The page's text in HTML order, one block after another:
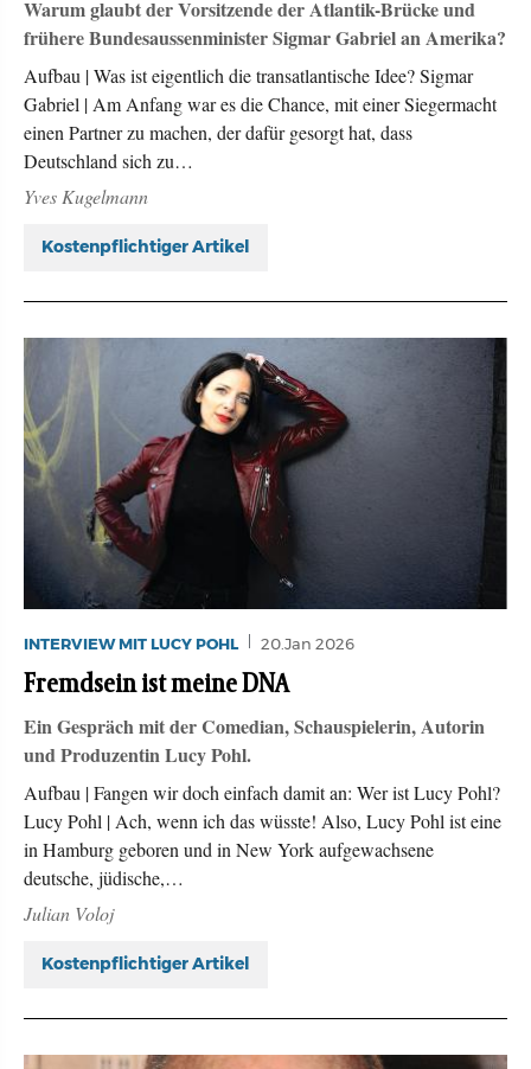
Warum glaubt der Vorsitzende der Atlantik-Brücke und
frühere Bundesaussenminister Sigmar Gabriel an Amerika?
Aufbau | Was ist eigentlich die transatlantische Idee? Sigmar
Gabriel | Am Anfang war es die Chance, mit einer Siegermacht
einen Partner zu machen, der dafür gesorgt hat, dass
Deutschland sich zu…
Yves Kugelmann
Kostenpflichtiger Artikel
INTERVIEW MIT LUCY POHL 20.Jan 2026
Fremdsein ist meine DNA
Ein Gespräch mit der Comedian, Schauspielerin, Autorin
und Produzentin Lucy Pohl.
Aufbau | Fangen wir doch einfach damit an: Wer ist Lucy Pohl?
Lucy Pohl | Ach, wenn ich das wüsste! Also, Lucy Pohl ist eine
in Hamburg geboren und in New York aufgewachsene
deutsche, jüdische,…
Julian Voloj
Kostenpflichtiger Artikel